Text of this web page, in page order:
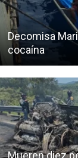
Decomisa
cocaína
Mueren diez